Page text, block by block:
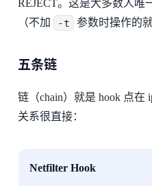
REJECT。这是大多数人唯
（不加
-t 参数时操作的
五条链
链（chain）就是 hook 点在
关系很直接：
Netfilter Hook